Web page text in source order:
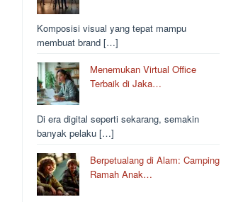
Komposisi visual yang tepat mampu
membuat brand […]
Menemukan Virtual Office
Terbaik di Jaka…
Di era digital seperti sekarang, semakin
banyak pelaku […]
Berpetualang di Alam: Camping
Ramah Anak…